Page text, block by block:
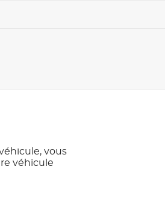
vous
véhicule